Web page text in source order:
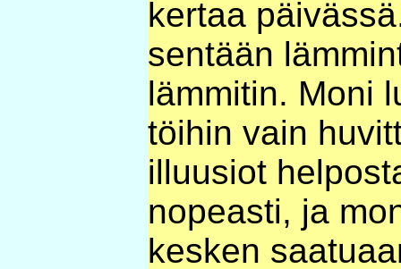
kertaa
sentään
lämmitin. Moni
töihin vain
illuusiot
nopeasti, ja
kesken